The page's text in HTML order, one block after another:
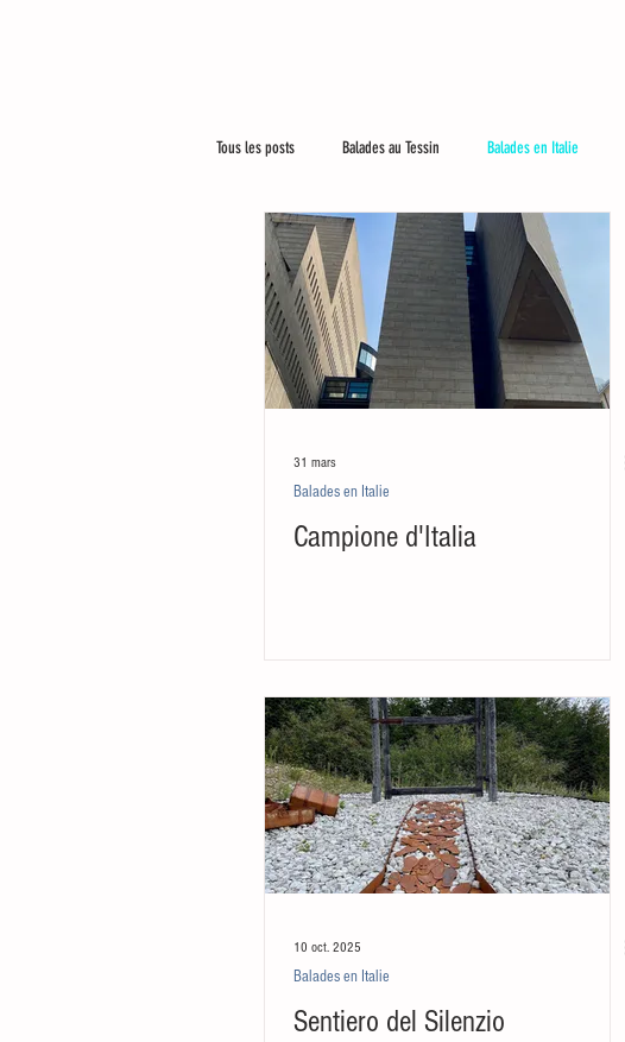
Tous les posts Balades au Tessin Balades en Italie
Le plus beau métier du monde Un peu plus loin
31 mars
Balades en Italie
Campione d'Italia
10 oct. 2025
Balades en Italie
Sentiero del Silenzio